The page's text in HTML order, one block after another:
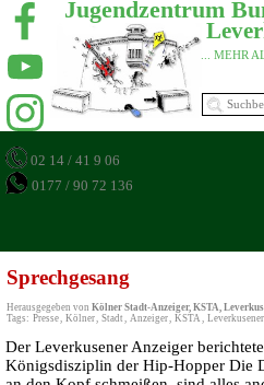
Jugendzentrum
... MEHR
02 14 / 41 9 06
0177 / 90 72 136
Sprechgesang
Herausgegeben von Kölner Stadt-Anzeiger, KSTA,
Tags: Presse, Kölner, Stadt , Anzeiger, KSTA , Leverkusener
Der Leverkusener Anzeiger
Königsdisziplin der Hip-Hopper Die